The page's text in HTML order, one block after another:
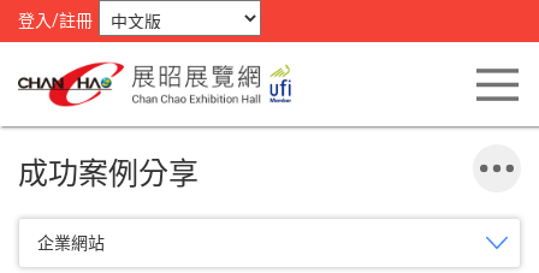
登入/註冊
成功案例分享
企業網站